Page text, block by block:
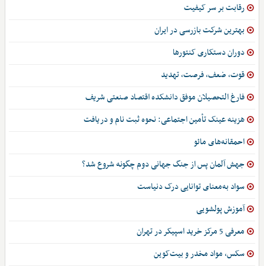
رقابت بر سر کیفیت
بهترین شرکت بازرسی در ایران
دوران دستکاری کنتورها
قوت، ضعف، فرصت، تهدید
فارغ التحصیلان موفق دانشکده اقتصاد صنعتی شریف
هزینه عینک تأمین اجتماعی: نحوه ثبت نام و دریافت
احمقانه‌های مائو
جهش آلمان پس از جنگ جهانی دوم چگونه شروع شد؟
سواد به‌معنای توانایی درک دنیاست
آموزش پولشویی
معرفی 5 مرکز خرید اسپیکر در تهران
سکس، مواد مخدر و بیت‌کوین